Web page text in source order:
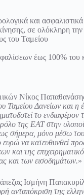
και
σε ολόκληρη την
του Ταμείου
έως 100% του
Νίκος
Ταμείου Δανείων και
το
της ΕΑΤ στην
σήμερα, μόνο μέσω
να κατευθυνθεί
και της
και των εισοδημάτων.»
Ισμήνη
ανταπόκριση της